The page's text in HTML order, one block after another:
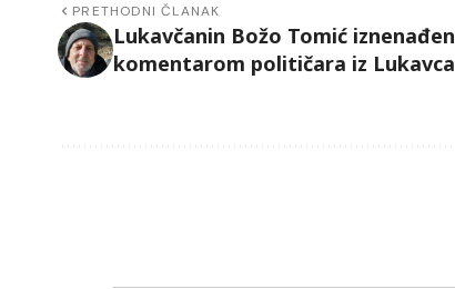
PRETHODNI ČLANAK
Lukavčanin Božo Tomić iznenađen
komentarom političara iz Lukavca